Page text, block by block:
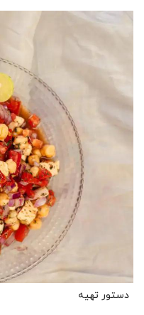
دستور تهیه